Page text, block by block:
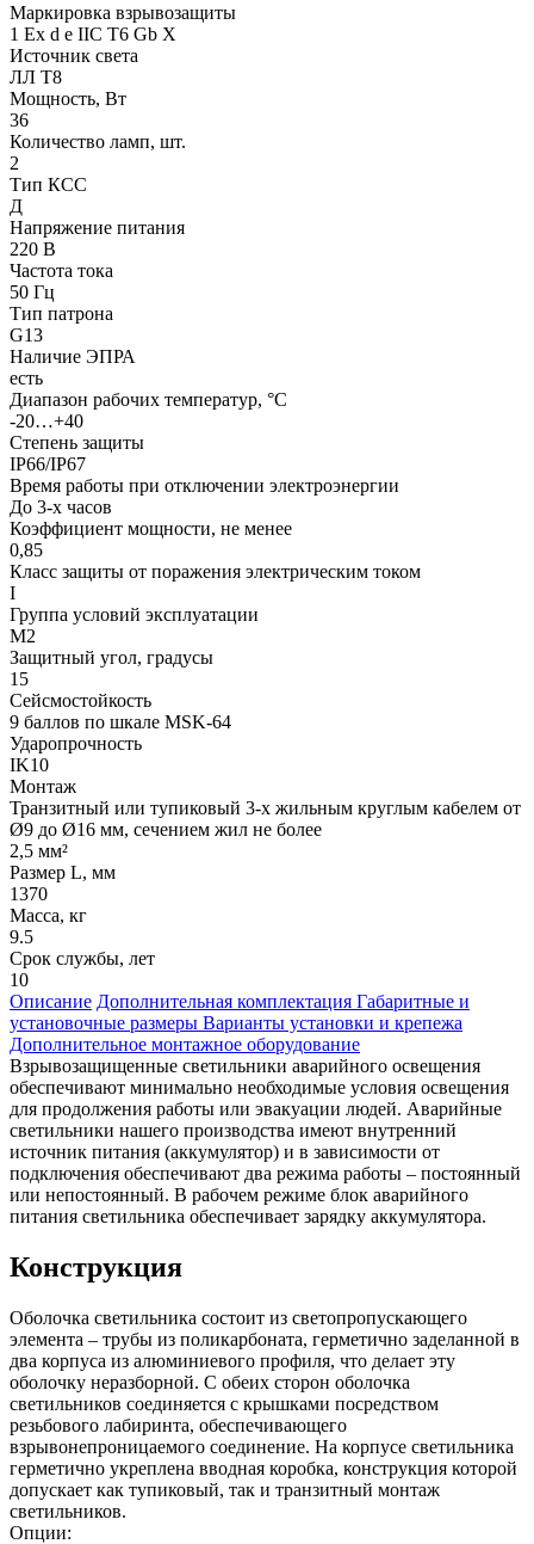
Маркировка взрывозащиты
1 Ех d e IIC T6 Gb X
Источник света
ЛЛ Т8
Мощность, Вт
36
Количество ламп, шт.
2
Тип КСС
Д
Напряжение питания
220 В
Частота тока
50 Гц
Тип патрона
G13
Наличие ЭПРА
есть
Диапазон рабочих температур, °С
-20…+40
Степень защиты
IP66/IP67
Время работы при отключении электроэнергии
До 3-х часов
Коэффициент мощности, не менее
0,85
Класс защиты от поражения электрическим током
I
Группа условий эксплуатации
М2
Защитный угол, градусы
15
Сейсмостойкость
9 баллов по шкале МSK-64
Ударопрочность
IK10
Монтаж
Транзитный или тупиковый 3-х жильным круглым кабелем от
Ø9 до Ø16 мм, сечением жил не более
2,5 мм²
Размер L, мм
1370
Масса, кг
9.5
Срок службы, лет
10
Описание Дополнительная комплектация Габаритные и
установочные размеры Варианты установки и крепежа
Дополнительное монтажное оборудование
Взрывозащищенные светильники аварийного освещения
обеспечивают минимально необходимые условия освещения
для продолжения работы или эвакуации людей. Аварийные
светильники нашего производства имеют внутренний
источник питания (аккумулятор) и в зависимости от
подключения обеспечивают два режима работы – постоянный
или непостоянный. В рабочем режиме блок аварийного
питания светильника обеспечивает зарядку аккумулятора.
Конструкция
Оболочка светильника состоит из светопропускающего
элемента – трубы из поликарбоната, герметично заделанной в
два корпуса из алюминиевого профиля, что делает эту
оболочку неразборной. С обеих сторон оболочка
светильников соединяется с крышками посредством
резьбового лабиринта, обеспечивающего
взрывонепроницаемого соединение. На корпусе светильника
герметично укреплена вводная коробка, конструкция которой
допускает как тупиковый, так и транзитный монтаж
светильников.
Опции: